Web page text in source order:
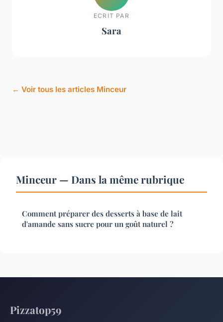
ECRIT PAR
Sara
← Voir tous les articles Minceur
Minceur — Dans la même rubrique
Comment préparer des desserts à base de lait
d'amande sans sucre pour un goût naturel ?
Pizzatop59